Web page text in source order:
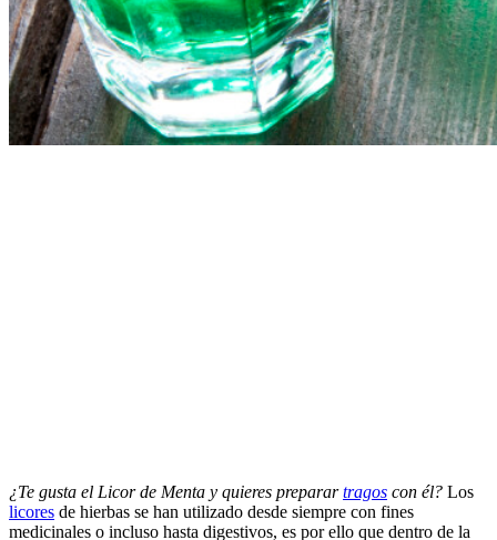
¿Te gusta el Licor de Menta y quieres preparartragos con él? Los
licores de hierbas se han utilizado desde siempre con fines
medicinales o incluso hasta digestivos, es por ello que dentro de la